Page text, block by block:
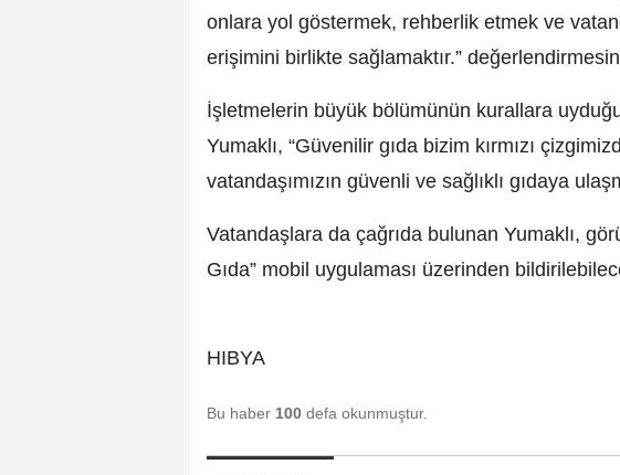
onlara yol göstermek, rehberlik etmek ve
erişimini birlikte sağlamaktır.”
İşletmelerin büyük bölümünün kurallara
Yumaklı, “Güvenilir gıda bizim kırmızı
vatandaşımızın güvenli ve sağlıklı gıdaya
Vatandaşlara da çağrıda bulunan Yumaklı,
Gıda” mobil uygulaması üzerinden
HIBYA
Bu haber 100 defa okunmuştur.